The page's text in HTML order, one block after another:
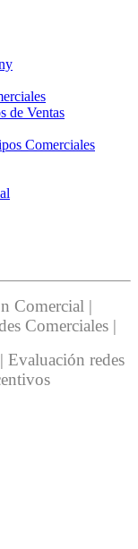
de Ventas
Comerciales
Comercial |
Comerciales |
Evaluación redes